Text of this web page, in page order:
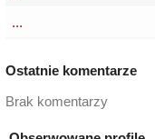
...
Ostatnie komentarze
Brak komentarzy